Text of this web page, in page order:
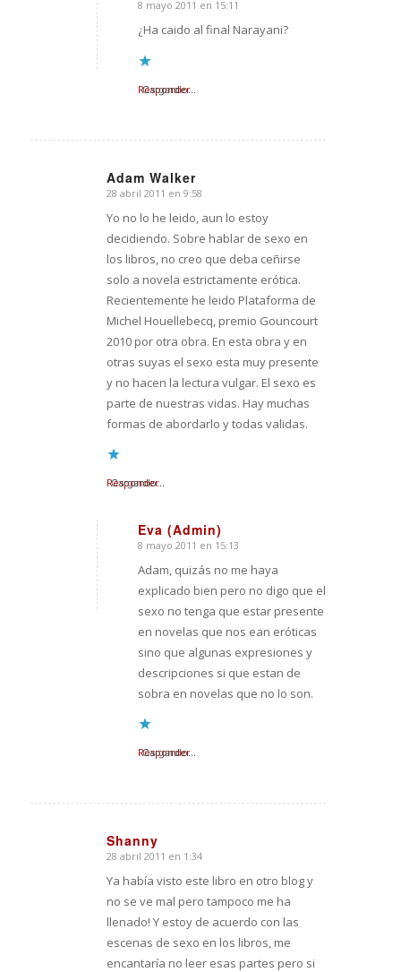
Dice:
8 mayo 2011 en 15:11
¿Ha caido al final Narayani?
Cargando...
Responder
Adam Walker
Dice:
28 abril 2011 en 9:58
Yo no lo he leido, aun lo estoy
decidiendo. Sobre hablar de sexo en
los libros, no creo que deba ceñirse
solo a novela estrictamente erótica.
Recientemente he leido Plataforma de
Michel Houellebecq, premio Gouncourt
2010 por otra obra. En esta obra y en
otras suyas el sexo esta muy presente
y no hacen la lectura vulgar. El sexo es
parte de nuestras vidas. Hay muchas
formas de abordarlo y todas validas.
Cargando...
Responder
Eva (Admin)
Dice:
8 mayo 2011 en 15:13
Adam, quizás no me haya
explicado bien pero no digo que el
sexo no tenga que estar presente
en novelas que nos ean eróticas
sino que algunas expresiones y
descripciones si que estan de
sobra en novelas que no lo son.
Cargando...
Responder
Shanny
Dice:
28 abril 2011 en 1:34
Ya había visto este libro en otro blog y
no se ve mal pero tampoco me ha
llenado! Y estoy de acuerdo con las
escenas de sexo en los libros, me
encantaría no leer esas partes pero si